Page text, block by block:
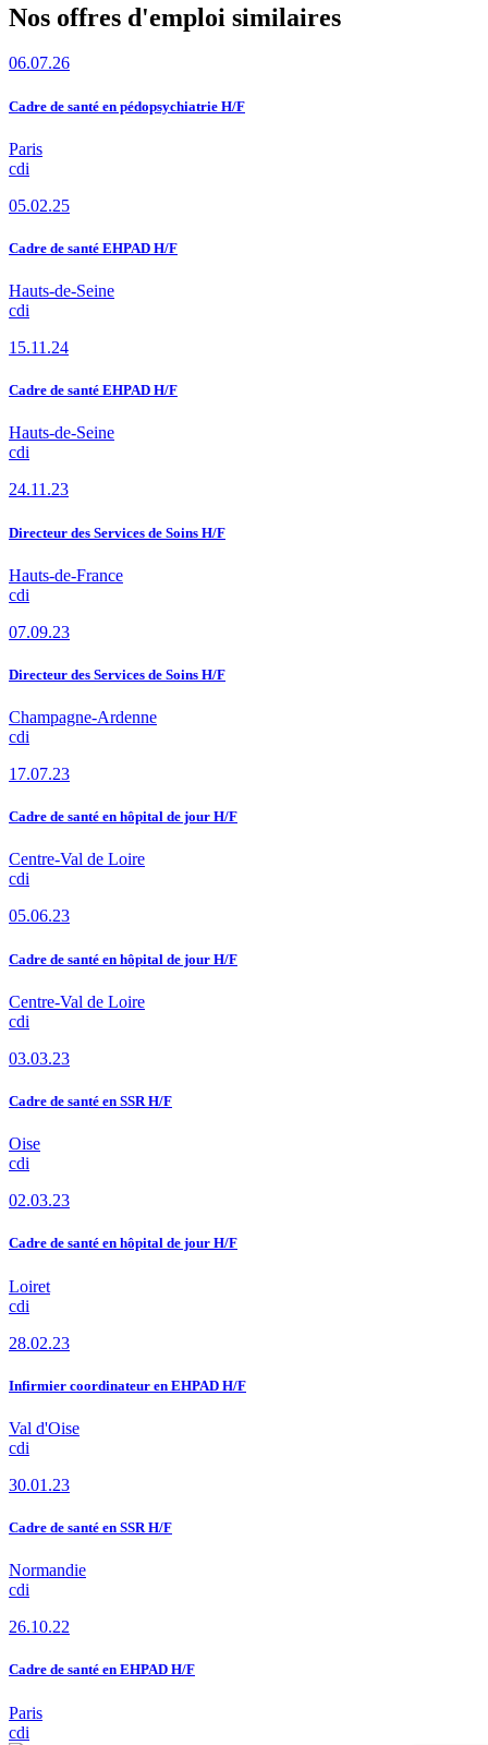
Nos offres d'emploi similaires
06.07.26
Cadre de santé en pédopsychiatrie H/F
Paris
cdi
05.02.25
Cadre de santé EHPAD H/F
Hauts-de-Seine
cdi
15.11.24
Cadre de santé EHPAD H/F
Hauts-de-Seine
cdi
24.11.23
Directeur des Services de Soins H/F
Hauts-de-France
cdi
07.09.23
Directeur des Services de Soins H/F
Champagne-Ardenne
cdi
17.07.23
Cadre de santé en hôpital de jour H/F
Centre-Val de Loire
cdi
05.06.23
Cadre de santé en hôpital de jour H/F
Centre-Val de Loire
cdi
03.03.23
Cadre de santé en SSR H/F
Oise
cdi
02.03.23
Cadre de santé en hôpital de jour H/F
Loiret
cdi
28.02.23
Infirmier coordinateur en EHPAD H/F
Val d'Oise
cdi
30.01.23
Cadre de santé en SSR H/F
Normandie
cdi
26.10.22
Cadre de santé en EHPAD H/F
Paris
cdi